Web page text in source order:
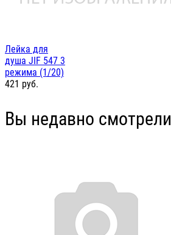
Лейка для
душа JIF 547 3
режима (1/20)
421 руб.
Вы недавно смотрели